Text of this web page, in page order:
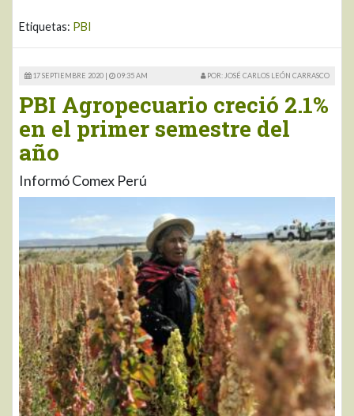
Etiquetas: PBI
17 SEPTIEMBRE 2020 | 09:35 AM POR: JOSÉ CARLOS LEÓN CARRASCO
PBI Agropecuario creció 2.1%
en el primer semestre del
año
Informó Comex Perú